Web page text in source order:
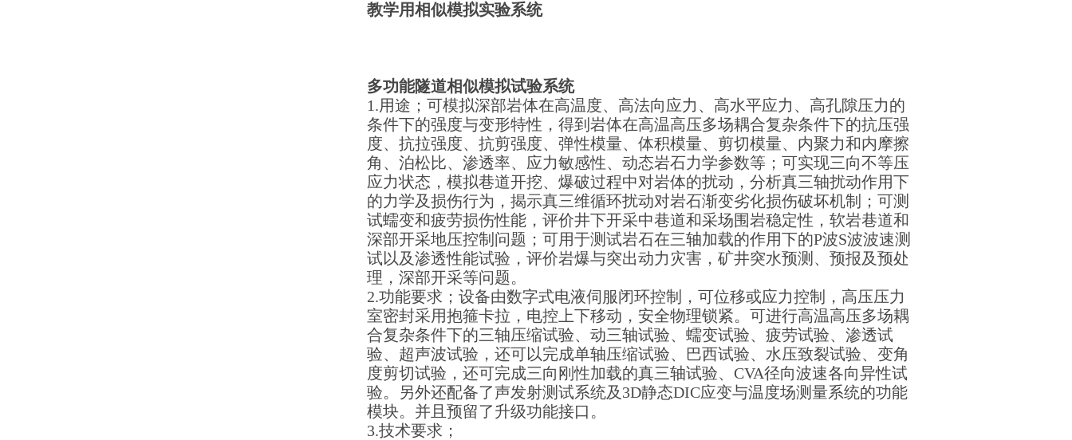
教学用相似模拟实验系统
多功能隧道相似模拟试验系统
1.用途；可模拟深部岩体在高温度、高法向应力、高水平应力、高孔隙压力的
条件下的强度与变形特性，得到岩体在高温高压多场耦合复杂条件下的抗压强
度、抗拉强度、抗剪强度、弹性模量、体积模量、剪切模量、内聚力和内摩擦
角、泊松比、渗透率、应力敏感性、动态岩石力学参数等；可实现三向不等压
应力状态，模拟巷道开挖、爆破过程中对岩体的扰动，分析真三轴扰动作用下
的力学及损伤行为，揭示真三维循环扰动对岩石渐变劣化损伤破坏机制；可测
试蠕变和疲劳损伤性能，评价井下开采中巷道和采场围岩稳定性，软岩巷道和
深部开采地压控制问题；可用于测试岩石在三轴加载的作用下的P波S波波速测
试以及渗透性能试验，评价岩爆与突出动力灾害，矿井突水预测、预报及预处
理，深部开采等问题。
2.功能要求；设备由数字式电液伺服闭环控制，可位移或应力控制，高压压力
室密封采用抱箍卡拉，电控上下移动，安全物理锁紧。可进行高温高压多场耦
合复杂条件下的三轴压缩试验、动三轴试验、蠕变试验、疲劳试验、渗透试
验、超声波试验，还可以完成单轴压缩试验、巴西试验、水压致裂试验、变角
度剪切试验，还可完成三向刚性加载的真三轴试验、CVA径向波速各向异性试
验。另外还配备了声发射测试系统及3D静态DIC应变与温度场测量系统的功能
模块。并且预留了升级功能接口。
3.技术要求；